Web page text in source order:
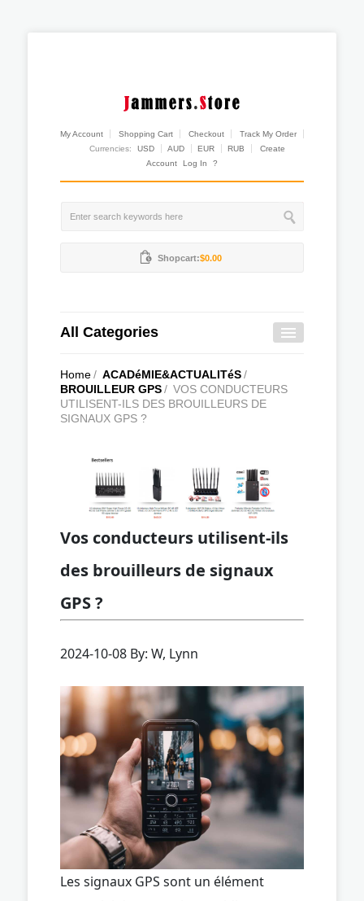
My Account Shopping Cart Checkout
Track My Order
Currencies:
USD AUD EUR RUB
Create
Account
Log In ?
Shopcart:$0.00
All Categories
Home/ ACADéMIE&ACTUALITéS/
BROUILLEUR GPS/ VOS CONDUCTEURS
UTILISENT-ILS DES BROUILLEURS DE
SIGNAUX GPS ?
Vos conducteurs utilisent-ils
des brouilleurs de signaux
GPS ?
2024-10-08 By: W, Lynn
Les signaux GPS sont un élément